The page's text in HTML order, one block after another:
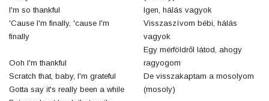
I'm so thankful
'Cause I'm finally, 'cause I'm
finally
Ooh I'm thankful
Scratch that, baby, I'm grateful
Gotta say it's really been a while
Igen, hálás vagyok
Visszaszívom bébi, hálás
vagyok
Egy mérföldről látod, ahogy
ragyogom
De visszakaptam a mosolyom
(mosoly)